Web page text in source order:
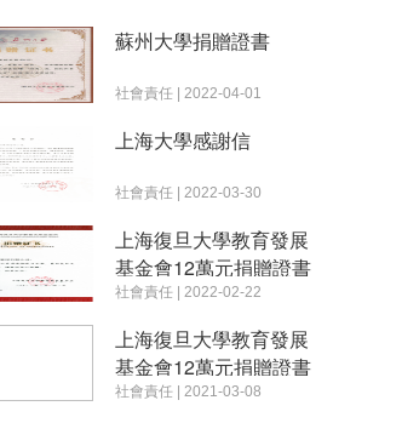
蘇州大學捐贈證書
社會責任 | 2022-04-01
上海大學感謝信
社會責任 | 2022-03-30
上海復旦大學教育發展
基金會12萬元捐贈證書
社會責任 | 2022-02-22
上海復旦大學教育發展
基金會12萬元捐贈證書
社會責任 | 2021-03-08